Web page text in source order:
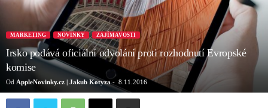
MARKETING NOVINKY ZAJÍMAVOSTI
Irsko podává oficiální odvolání proti rozhodnutí Evropské
komise
Od AppleNovinky.cz | Jakub Kotyza- 8.11.2016